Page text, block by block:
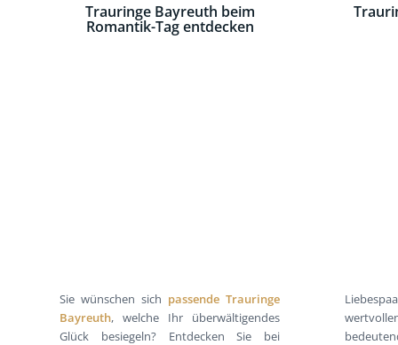
Trauringe Bayreuth beim
Romantik-Tag entdecken
Sie wünschen sich passende Trauringe
Bayreuth, welche Ihr überwältigendes
Glück besiegeln? Entdecken Sie bei